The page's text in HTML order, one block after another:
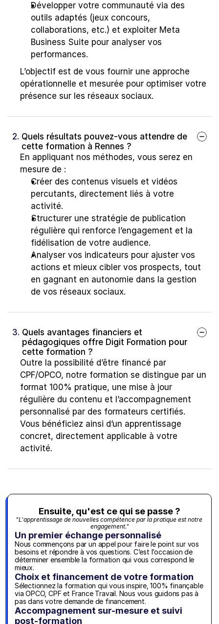
Développer votre communauté via des
outils adaptés (jeux concours,
collaborations, etc.) et exploiter Meta
Business Suite pour analyser vos
performances.
L’objectif est de vous fournir une approche
opérationnelle et mesurée pour optimiser votre
présence sur les réseaux sociaux.
2. Quels résultats pouvez-vous attendre de
cette formation à Rennes ?
En appliquant nos méthodes, vous serez en
mesure de :
Créer des contenus visuels et vidéos
percutants, directement liés à votre
activité.
Structurer une stratégie de publication
régulière qui renforce l’engagement et la
fidélisation de votre audience.
Analyser vos indicateurs pour ajuster vos
actions et mieux cibler vos prospects, tout
en gagnant en autonomie dans la gestion
de vos réseaux sociaux.
3. Quels avantages financiers et
pédagogiques offre Digit Formation pour
cette formation ?
Outre la possibilité d’être financé par
CPF/OPCO, notre formation se distingue par un
format 100% pratique, une mise à jour
régulière du contenu et l’accompagnement
personnalisé par des formateurs certifiés.
Vous bénéficiez ainsi d’un apprentissage
concret, directement applicable à votre
activité.
Ensuite, qu'est ce qui se passe ?
"L'apprentissage de nouvelles compétence par la pratique est notre
engagement."
Un premier échange personnalisé
Nous commençons par un appel pour faire le point sur vos
besoins et répondre à vos questions. C’est l’occasion de
déterminer ensemble la formation qui vous correspond le
mieux.
Choix et financement de votre formation
Sélectionnez la formation qui vous inspire, 100% finançable
via OPCO, CPF et France Travail. Nous vous guidons pas à
pas dans votre demande de financement.
Accompagnement sur-mesure et suivi
post-formation